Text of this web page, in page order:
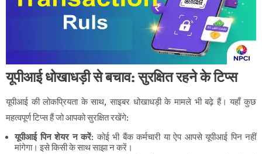
यूपीआई धोखाधड़ी से बचाव: सुरक्षित रहने के टिप्स
यूपीआई की लोकप्रियता के साथ, साइबर धोखाधड़ी के मामले भी बढ़े हैं। यहाँ कुछ
महत्वपूर्ण टिप्स हैं जो आपको सुरक्षित रखेंगे:
यूपीआई पिन शेयर न करें: कोई भी बैंक कर्मचारी या ऐप आपसे यूपीआई पिन नहीं
मांगेगा। इसे किसी के साथ साझा न करें।